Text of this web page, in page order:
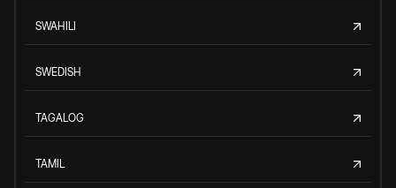
SWAHILI
SWEDISH
TAGALOG
TAMIL